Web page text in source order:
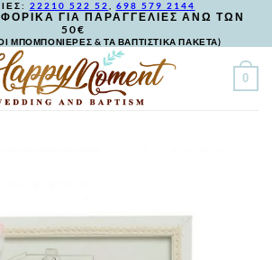
22210 522 52 698 579 2144
ΓΙΑ ΠΑΡΑΓΓΕΛΙΕΣ ΑΝΩ ΤΩΝ
50€
ΜΠΟΜΠΟΝΙΕΡΕΣ & ΤΑ ΒΑΠΤΙΣΤΙΚΑ ΠΑΚΕΤΑ)
0